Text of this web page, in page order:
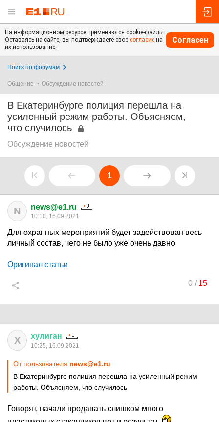
На информационном ресурсе применяются cookie-файлы.
Оставаясь на сайте, вы подтверждаете свое согласие на
их использование.
Согласен
Поиск по форумам
Общение Обсуждение новостей
В Екатеринбурге полиция перешла на
усиленный режим работы. Объясняем,
что случилось
Обсуждение новостей
1
N news@e1.ru
10:10, 16.09.2021
Для охранных мероприятий будет задействован весь
личный состав, чего не было уже очень давно
Оригинал статьи
0 / 15
Х хулиган
10:25, 16.09.2021
От пользователя news@e1.ru
В Екатеринбурге полиция перешла на усиленный режим
работы. Объясняем, что случилось
Говорят, начали продавать слишком много